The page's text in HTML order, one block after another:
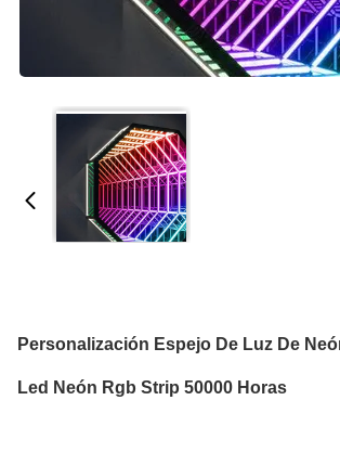
Personalización Espejo De Luz De
Led Neón Rgb Strip 50000 Horas